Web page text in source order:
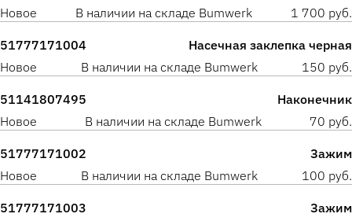
Новое
В наличии на складе Bumwerk 1 700 руб.
51777171004
Насечная заклепка черная
Новое
В наличии на складе Bumwerk 150 руб.
51141807495
Наконечник
Новое
В наличии на складе Bumwerk 70 руб.
51777171002
Зажим
Новое
В наличии на складе Bumwerk 100 руб.
51777171003
Зажим